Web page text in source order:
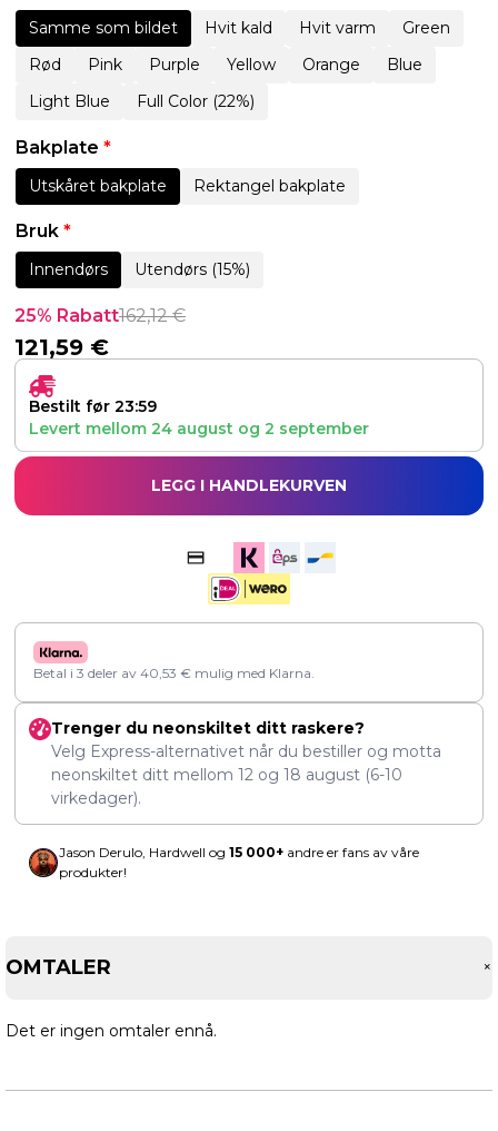
Samme som bildet Hvit kald Hvit varm
Green
Rød
Pink Purple Yellow Orange
Blue
Light Blue
Full Color (22%)
Bakplate *
Utskåret bakplate Rektangel bakplate
Bruk *
Innendørs Utendørs (15%)
25% Rabatt162,12€
121,59 €
Bestilt før 23:59
Levert mellom 24 august og 2 september
LEGG I HANDLEKURVEN
Betal i 3 deler av 40,53 € mulig med Klarna.
Trenger du neonskiltet ditt raskere?
Velg Express-alternativet når du bestiller og motta
neonskiltet ditt mellom 12 og 18 august (6-10
virkedager).
Jason Derulo, Hardwell og 15 000+ andre er fans av våre
produkter!
OMTALER +
Det er ingen omtaler ennå.